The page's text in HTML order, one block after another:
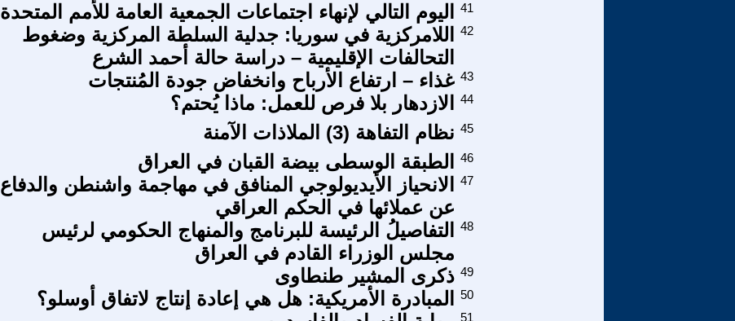
اليوم التالي لإنهاء اجتماعات الجمعية العامة للأمم المتحدة
41
اللامركزية في سوريا: جدلية السلطة المركزية وضغوط
التحالفات الإقليمية – دراسة حالة أحمد الشرع
42
غذاء – ارتفاع الأرباح وانخفاض جودة المُنتجات 43
الازدهار بلا فرص للعمل: ماذا يُحتم؟ 44
نظام التفاهة (3) الملاذات الآمنة 45
الطبقة الوسطى بيضة القبان في العراق
46
الانحياز الأيديولوجي المنافق في مهاجمة واشنطن والدفاع
عن عملائها في الحكم العراقي
47
التفاصيلُ الرئيسة للبرنامج والمنهاج الحكومي لرئيس
مجلس الوزراء القادم في العراق
48
ذكرى المشير طنطاوى 49
المبادرة الأمريكية: هل هي إعادة إنتاج لاتفاق أوسلو؟
50
51